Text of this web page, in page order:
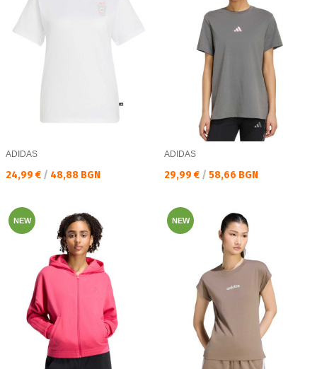
ADIDAS
Текуща цена:
24,99 € / 48,88 BGN
ADIDAS
Текуща цена:
29,99 € / 58,66 BGN
NEW NEW